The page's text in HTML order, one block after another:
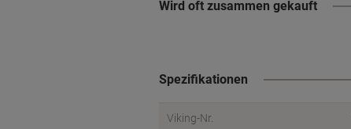
Wird oft zusammen gekauft
Spezifikationen
Viking-Nr.